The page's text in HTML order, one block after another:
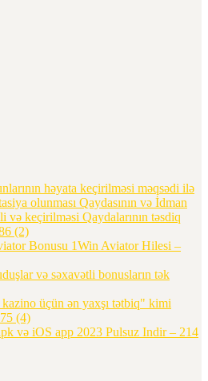
həyata keçirilməsi məqsədi ilə
olunması Qaydasının və İdman
və keçirilməsi Qaydalarının təsdiq
(2)
Bonusu 1Win Aviator Hilesi –
və səxavətli bonusların tək
üçün ən yaxşı tətbiq" kimi
(4)
və iOS app 2023 Pulsuz Indir – 214